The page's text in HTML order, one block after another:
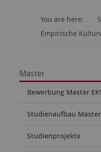
You are here:
Empirische
Master
Bewerbung Master
Studienaufbau Master
Studienprojekte